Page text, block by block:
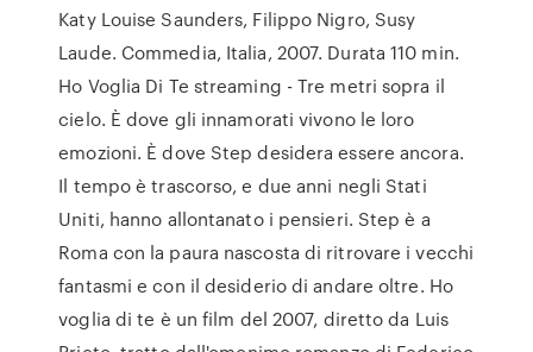
Katy Louise Saunders, Filippo Nigro, Susy
Laude. Commedia, Italia, 2007. Durata 110 min.
Ho Voglia Di Te streaming - Tre metri sopra il
cielo. È dove gli innamorati vivono le loro
emozioni. È dove Step desidera essere ancora.
Il tempo è trascorso, e due anni negli Stati
Uniti, hanno allontanato i pensieri. Step è a
Roma con la paura nascosta di ritrovare i vecchi
fantasmi e con il desiderio di andare oltre. Ho
voglia di te è un film del 2007, diretto da Luis